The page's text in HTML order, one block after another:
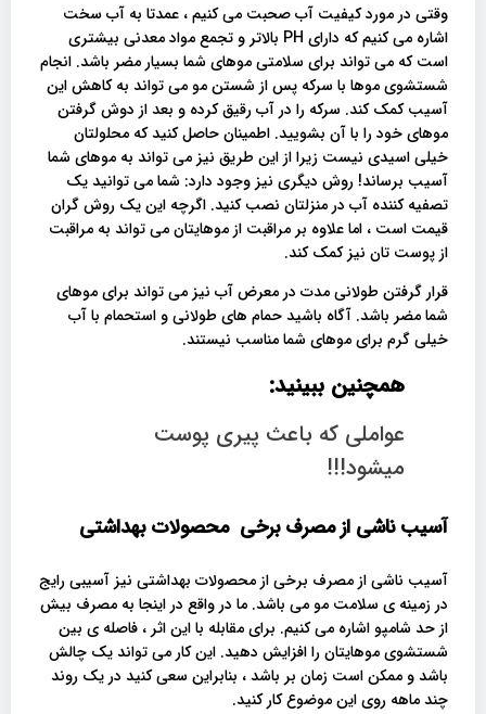
وقتی در مورد کیفیت آب صحبت می کنیم ، عمدتا به آب سخت
اشاره می کنیم که دارای PH بالاتر و تجمع مواد معدنی بیشتری
است که می تواند برای سلامتی موهای شما بسیار مضر باشد. انجام
شستشوی موها با سرکه پس از شستن مو می تواند به کاهش این
آسیب کمک کند. سرکه را در آب رقیق کرده و بعد از دوش گرفتن
موهای خود را با آن بشویید. اطمینان حاصل کنید که محلولتان
خیلی اسیدی نیست زیرا از این طریق نیز می تواند به موهای شما
آسیب برساند! روش دیگری نیز وجود دارد: شما می توانید یک
تصفیه کننده آب در منزلتان نصب کنید. اگرچه این یک روش گران
قیمت است ، اما علاوه بر مراقبت از موهایتان می تواند به مراقبت
از پوست تان نیز کمک کند.
قرار گرفتن طولانی مدت در معرض آب نیز می تواند برای موهای
شما مضر باشد. آگاه باشید حمام های طولانی و استحمام با آب
خیلی گرم برای موهای شما مناسب نیستند.
همچنین ببینید:
عواملی که باعث پیری پوست
میشود!!!
آسیب ناشی از مصرف برخی محصولات بهداشتی
آسیب ناشی از مصرف برخی از محصولات بهداشتی نیز آسیبی رایج
در زمینه ی سلامت مو می باشد. ما در واقع در اینجا به مصرف بیش
از حد شامپو اشاره می کنیم. برای مقابله با این اثر ، فاصله ی بین
شستشوی موهایتان را افزایش دهید. این کار می تواند یک چالش
باشد و ممکن است زمان بر باشد ، بنابراین سعی کنید در یک روند
چند ماهه روی این موضوع کار کنید.